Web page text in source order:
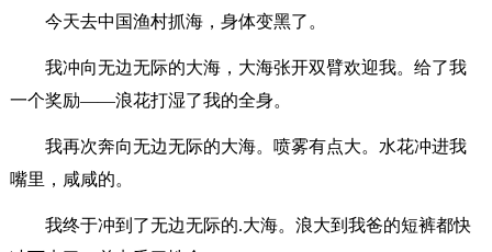
今天去中国渔村抓海，身体变黑了。
我冲向无边无际的大海，大海张开双臂欢迎我。给了我
一个奖励——浪花打湿了我的全身。
我再次奔向无边无际的大海。喷雾有点大。水花冲进我
嘴里，咸咸的。
我终于冲到了无边无际的.大海。浪大到我爸的短裤都快